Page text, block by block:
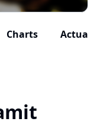
Charts